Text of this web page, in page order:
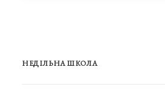
НЕДІЛЬНА ШКОЛА